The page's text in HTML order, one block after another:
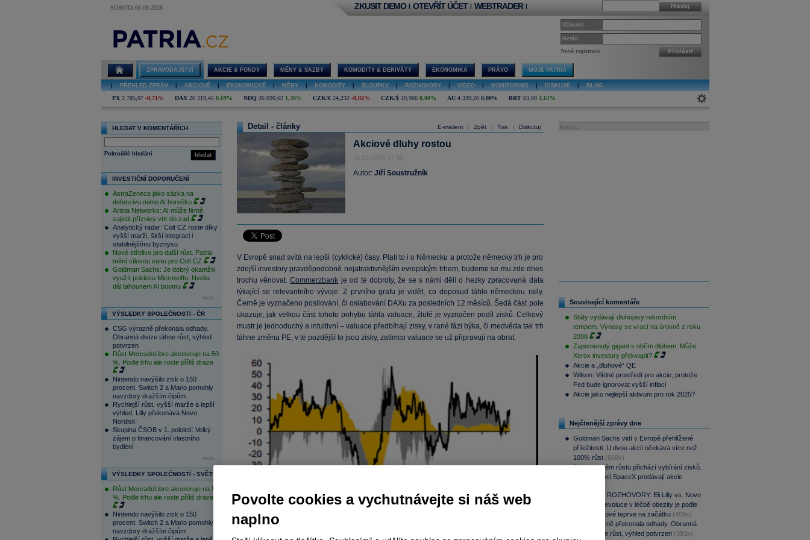
SOBOTA 08.08.2026 Hledej
ZKUSIT DEMO | OTEVŘÍT ÚČET | WEBTRADER |
Uživatel:
Heslo:
Nová registrace Přihlásit
ZPRAVODAJSTVÍ AKCIE & FONDY MĚNY & SAZBY KOMODITY & DERIVÁTY EKONOMIKA PRÁVO MOJE PATRIA
PŘEHLED ZPRÁV AKCIOVÉ EKONOMICKÉ MĚNY KOMODITY SLOUPKY ROZHOVORY VIDEO MONITORING DISKUSE BLOG
PX 2 785,07 -0,71% DAX 26 319,45 0,69% NDQ 26 690,62 1,30% CZK/€ 24,232 -0,02% CZK/$ 20,966 0,00% AU 4 339,26 0,00% BRT 83,08 4,61%
HLEDAT V KOMENTÁŘÍCH
hledat
Pokročilé hledání
INVESTIČNÍ DOPORUČENÍ
AstraZeneca jako sázka na
defenzivu mimo AI horečku
Arista Networks: AI může firmě
zajistit příznivý vítr do zad
Analytický radar: Colt CZ roste díky
vyšší marži, širší integraci i
stabilnějšímu byznysu
Nové střelivo pro další růst. Patria
mění cílovou cenu pro Colt CZ
Goldman Sachs: Je dobrý okamžik
využít poklesu Microsoftu. Nvidia
dál tahounem AI boomu
více...
VÝSLEDKY SPOLEČNOSTÍ - ČR
CSG výrazně překonala odhady.
Obranná divize táhne růst, výhled
potvrzen
Růst MercadoLibre akceleruje na 50
%. Podle trhu ale roste příliš draze
Nintendo navýšilo zisk o 150
procent. Switch 2 a Mario pomohly
navzdory dražším čipům
Rychlejší růst, vyšší marže a lepší
výhled. Lilly překonává Novo
Nordisk
Skupina ČSOB v 1. pololetí: Velký
zájem o financování vlastního
bydlení
více...
VÝSLEDKY SPOLEČNOSTÍ - SVĚT
Růst MercadoLibre akceleruje na 50
%. Podle trhu ale roste příliš draze
Nintendo navýšilo zisk o 150
procent. Switch 2 a Mario pomohly
navzdory dražším čipům
E-mailem Zpět Tisk Diskutuj
Detail - články
Akciové dluhy rostou
11.03.2015 17:30
Autor: Jiří Soustružník
V Evropě snad svítá na lepší (cyklické) časy. Platí to i o Německu a protože německý trh je pro
zdejší investory pravděpodobně nejatraktivnějším evropským trhem, budeme se mu zde dnes
trochu věnovat.Commerzbank je od té dobroty, že se s námi dělí o hezky zpracovaná data
týkající se relevantního vývoje. Z prvního grafu je vidět, co doposud táhlo německou rally.
Černě je vyznačeno posilování, či oslabování DAXu za posledních 12 měsíců. Šedá část pole
ukazuje, jak velkou část tohoto pohybu táhla valuace, žlutě je vyznačen podíl zisků. Celkový
mustr je jednoduchý a intuitivní – valuace předbíhají zisky, v rané fázi býka, či medvěda tak trh
táhne změna PE, v té pozdější to jsou zisky, zatímco valuace se už připravují na obrat.
Reklama
Související komentáře
Státy vydávají dluhopisy rekordním
tempem. Výnosy se vrací na úrovně z roku
2008
Zapomenutý gigant s obřím dluhem. Může
Xerox investory překvapit?
Akcie a „dluhové“ QE
Wilson: Vlídné prostředí pro akcie, protože
Fed bude ignorovat vyšší inflaci
Akcie jako nejlepší aktivum pro rok 2025?
Nejčtenější zprávy dne
Goldman Sachs vidí v Evropě přehlížené
příležitosti. U dvou akcií očekává více než
100% růst (669x)
Po raketovém růstu přichází vybírání zisků.
Zaměstnanci SpaceX prodávají akcie
PODCAST ROZHOVORY: Eli Lilly vs. Novo
Nordisk. Revoluce v léčbě obezity je podle
MUDr. Kunové teprve na začátku (409x)
CSG výrazně překonala odhady. Obranná
divize táhne růst, výhled potvrzen (393x)
Povolte cookies a vychutnávejte si náš web
naplno